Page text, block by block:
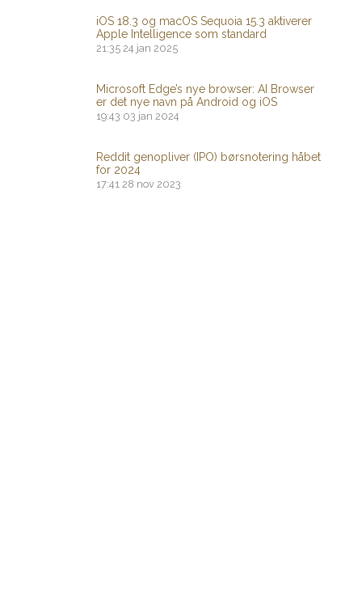
iOS 18.3 og macOS Sequoia 15.3 aktiverer
Apple Intelligence som standard
21:35 24 jan 2025
Microsoft Edge’s nye browser: AI Browser
er det nye navn på Android og iOS
19:43 03 jan 2024
Reddit genopliver (IPO) børsnotering håbet
for 2024
17:41 28 nov 2023